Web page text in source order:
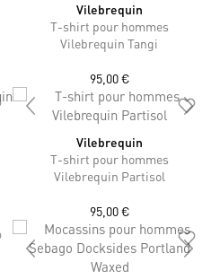
Vilebrequin
T-shirt pour hommes
Vilebrequin Tangi
95,00 €
Vilebrequin
T-shirt pour hommes
Vilebrequin Partisol
95,00 €